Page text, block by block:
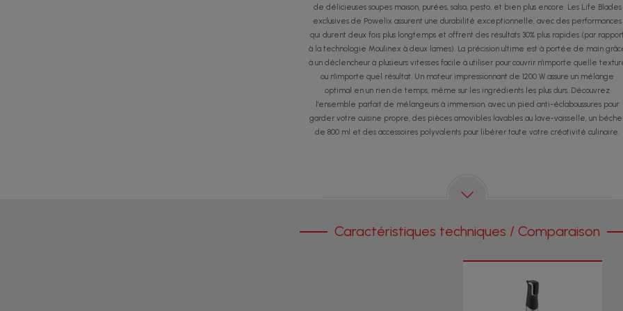
de délicieuses soupes maison, purées, salsa, pesto, et bien plus encore. Les Life Blades
exclusives de Powelix assurent une durabilité exceptionnelle, avec des performances
qui durent deux fois plus longtemps et offrent des résultats 30% plus rapides (par rapport
à la technologie Moulinex à deux lames). La précision ultime est à portée de main
à un déclencheur à plusieurs vitesses facile à utiliser pour couvrir n'importe quelle
ou n'importe quel résultat. Un moteur impressionnant de 1200 W assure un mélange
optimal en un rien de temps, même sur les ingrédients les plus durs. Découvrez
l'ensemble parfait de mélangeurs à immersion, avec un pied anti-éclaboussures pour
garder votre cuisine propre, des pièces amovibles lavables au lave-vaisselle, un
de 800 ml et des accessoires polyvalents pour libérer toute votre créativité culinaire.
Caractéristiques techniques / Comparaison